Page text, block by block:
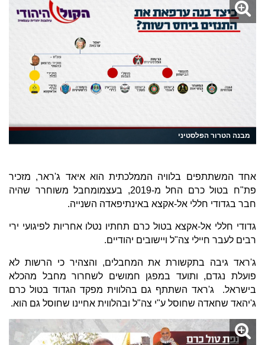
מבנה הטרור הפלסטיני
אחד המשתתפים בלוויה הממלכתית הוא איאד ג'ראר, מזכיר
פת"ח בטול כרם החל מ-2019, בעצמומחבל משוחרר שהיה
חבר בגדודי חללי אל-אקצא באינתיפאדה השנייה.
גדודי חללי אל-אקצא בטול כרם תחתיו נטלו אחריות לפיגועי ירי
רבים לעבר חיילי צה"ל ויישובים יהודיים.
ג'ראד גיבה בתקשורת את המחבלים, והצהיר כי הרשות לא
פועלת נגדם, ותועד במפגן חמושים לשחרור מחבל מהכלא
בישראל. ג'ראד השתתף גם בהלווית מפקד הגדוד בטול כרם
ג'יהאד שחאדה שחוסל ע"י צה"ל ובהלווית אחיינו שחוסל גם הוא.